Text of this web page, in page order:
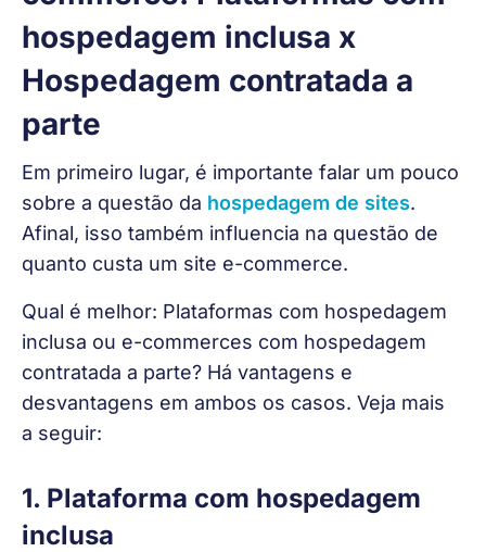
hospedagem inclusa x
Hospedagem contratada a
parte
Em primeiro lugar, é importante falar um pouco
sobre a questão da hospedagem de sites.
Afinal, isso também influencia na questão de
quanto custa um site e-commerce.
Qual é melhor: Plataformas com hospedagem
inclusa ou e-commerces com hospedagem
contratada a parte? Há vantagens e
desvantagens em ambos os casos. Veja mais
a seguir:
1. Plataforma com hospedagem
inclusa